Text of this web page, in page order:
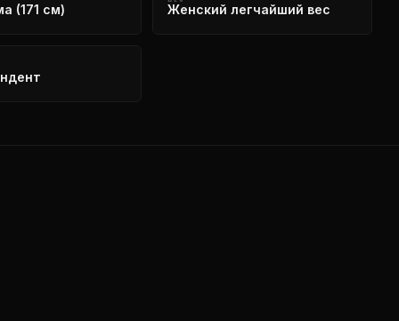
(171 см) Женский легчайший вес